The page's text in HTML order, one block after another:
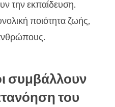
την εκπαίδευση.
ποιότητα ζωής,
συμβάλλουν
του